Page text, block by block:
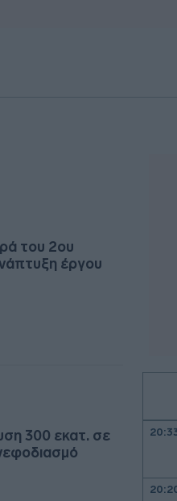
του 2ου
έργου
300 εκατ. σε